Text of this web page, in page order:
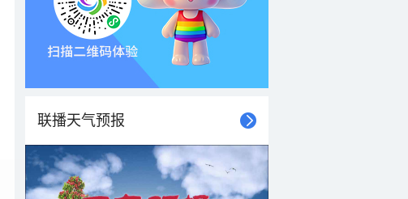
联播天气预报